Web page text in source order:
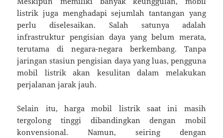
listrik juga menghadapi sejumlah tantangan yang
perlu diselesaikan. Salah satunya adalah
infrastruktur pengisian daya yang belum merata,
terutama di negara-negara berkembang. Tanpa
jaringan stasiun pengisian daya yang luas, pengguna
mobil listrik akan kesulitan dalam melakukan
perjalanan jarak jauh.
Selain itu, harga mobil listrik saat ini masih
tergolong tinggi dibandingkan dengan mobil
konvensional. Namun, seiring dengan